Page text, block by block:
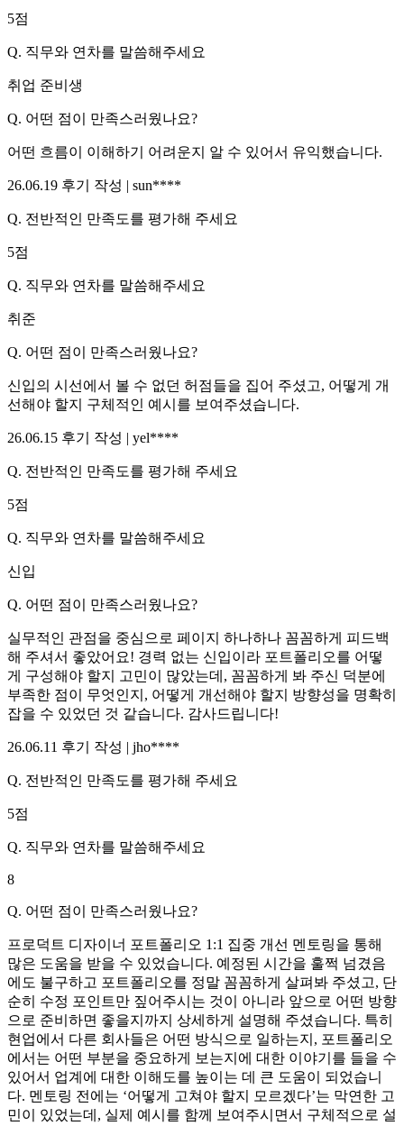
5점
Q. 직무와 연차를 말씀해주세요
취업 준비생
Q. 어떤 점이 만족스러웠나요?
어떤 흐름이 이해하기 어려운지 알 수 있어서 유익했습니다.
26.06.19 후기 작성 | sun****
Q. 전반적인 만족도를 평가해 주세요
5점
Q. 직무와 연차를 말씀해주세요
취준
Q. 어떤 점이 만족스러웠나요?
신입의 시선에서 볼 수 없던 허점들을 집어 주셨고, 어떻게 개
선해야 할지 구체적인 예시를 보여주셨습니다.
26.06.15 후기 작성 | yel****
Q. 전반적인 만족도를 평가해 주세요
5점
Q. 직무와 연차를 말씀해주세요
신입
Q. 어떤 점이 만족스러웠나요?
실무적인 관점을 중심으로 페이지 하나하나 꼼꼼하게 피드백
해 주셔서 좋았어요! 경력 없는 신입이라 포트폴리오를 어떻
게 구성해야 할지 고민이 많았는데, 꼼꼼하게 봐 주신 덕분에
부족한 점이 무엇인지, 어떻게 개선해야 할지 방향성을 명확히
잡을 수 있었던 것 같습니다. 감사드립니다!
26.06.11 후기 작성 | jho****
Q. 전반적인 만족도를 평가해 주세요
5점
Q. 직무와 연차를 말씀해주세요
8
Q. 어떤 점이 만족스러웠나요?
프로덕트 디자이너 포트폴리오 1:1 집중 개선 멘토링을 통해
많은 도움을 받을 수 있었습니다. 예정된 시간을 훌쩍 넘겼음
에도 불구하고 포트폴리오를 정말 꼼꼼하게 살펴봐 주셨고, 단
순히 수정 포인트만 짚어주시는 것이 아니라 앞으로 어떤 방향
으로 준비하면 좋을지까지 상세하게 설명해 주셨습니다. 특히
현업에서 다른 회사들은 어떤 방식으로 일하는지, 포트폴리오
에서는 어떤 부분을 중요하게 보는지에 대한 이야기를 들을 수
있어서 업계에 대한 이해도를 높이는 데 큰 도움이 되었습니
다. 멘토링 전에는 ‘어떻게 고쳐야 할지 모르겠다’는 막연한 고
민이 있었는데, 실제 예시를 함께 보여주시면서 구체적으로 설